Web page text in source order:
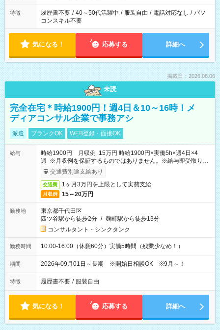
特徴 履歴書不要 / 40～50代活躍中 / 服装自由 / 電話対応なし / パソ
コンスキル不要
気になる！ 応募する 詳細へ
掲載日：2026.08.06
未読
完全在宅＊時給1900円！週4日＆10～16時！メ
ディアコンサル企業で事務アシ
派遣 ブランクOK WEB登録・面接OK
給与
時給1900円 月収例 15万円 時給1900円×実働5h×週4日×4
週 ※月収例を保証するものではありません。※給与即受取りサ
ービス利用可（利用条件有）
交通費別途支給あり
交通費 1ヶ月3万円を上限として実費支給
月収例 15～20万円
勤務地
東京都千代田区
四ツ谷駅から徒歩2分 / 麹町駅から徒歩13分
コンサルタント・シンクタンク
勤務時間 10:00-16:00（休憩60分）実働5時間（残業少なめ！）
期間 2026年09月01日～長期 ※開始日相談OK ※9月～！
特徴 履歴書不要 / 服装自由
気になる！ 応募する 詳細へ